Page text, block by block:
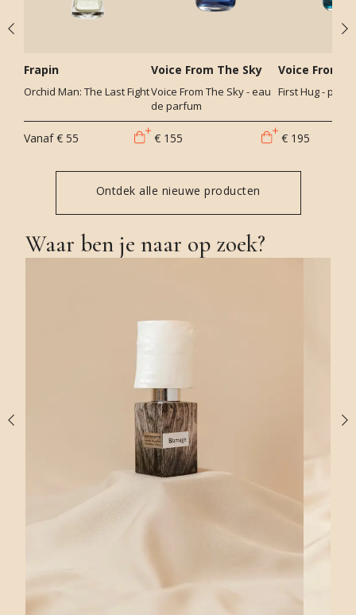
Frapin
Orchid Man: The Last Fight
Vanaf € 55
Voice From The Sky
Voice From The Sky - eau
de parfum
€ 155
Voice From
First Hug -
€ 195
Ontdek alle nieuwe producten
Waar ben je naar op zoek?